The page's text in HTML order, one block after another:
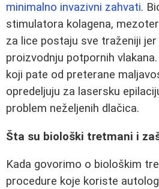
minimalno invazivni zahvati.
stimulatora kolagena,
za lice postaju sve traženiji
proizvodnju potpornih
koji pate od preterane
opredeljuju za lasersku
problem neželjenih dlačica.
Šta su biološki tretmani i
Kada govorimo o biološkim
procedure koje koriste